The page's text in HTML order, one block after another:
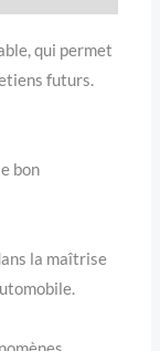
qui permet
futurs.
bon
la maîtrise